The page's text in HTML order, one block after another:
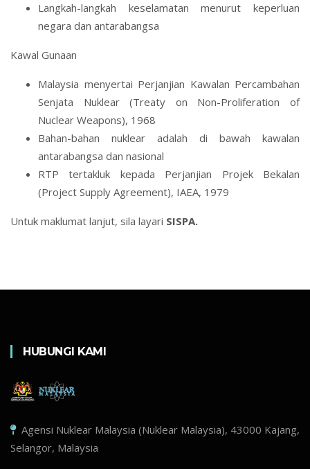
Langkah-langkah keselamatan menurut keperluan
negara dan antarabangsa
Kawal Gunaan
Malaysia menyertai Perjanjian Kawalan Percambahan
Senjata Nuklear (Treaty on Non-Proliferation of
Nuclear Weapons), 1968
Bahan-bahan nuklear adalah di bawah kawalan
antarabangsa dan nasional
RTP tertakluk kepada Perjanjian Projek Bekalan
(Project Supply Agreement), IAEA, 1979
Untuk maklumat lanjut, sila layari SISPA.
HUBUNGI KAMI
Agensi Nuklear Malaysia (Nuklear Malaysia), 43000 Kajang,
Selangor, Malaysia